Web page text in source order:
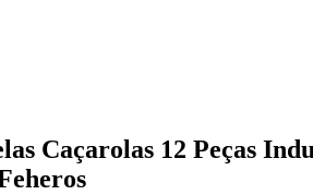
Caçarolas 12 Peças